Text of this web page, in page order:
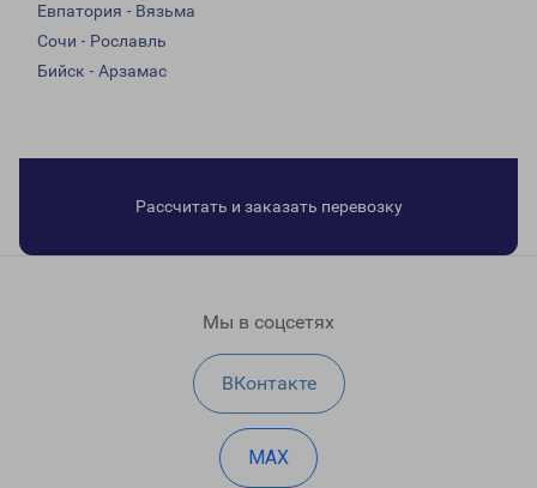
Евпатория - Вязьма
Сочи - Рославль
Бийск - Арзамас
Рассчитать и заказать перевозку
Мы в соцсетях
ВКонтакте
MAX